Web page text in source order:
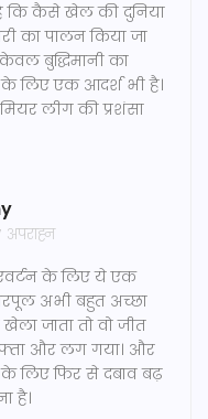
कि कैसे खेल की दुनिया
का पालन किया जा
बुद्धिमानी का
के लिए एक आदर्श भी है।
लीग की प्रशंसा
अपराह्न
के लिए ये एक
अभी बहुत अच्छा
जाता तो वो जीत
और लग गया। और
लिए फिर से दबाव बढ़
है।